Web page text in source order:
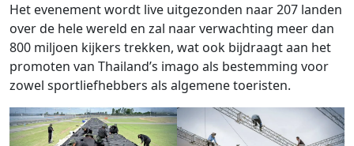
Het evenement wordt live uitgezonden naar 207 landen
over de hele wereld en zal naar verwachting meer dan
800 miljoen kijkers trekken, wat ook bijdraagt ​​aan het
promoten van Thailand’s imago als bestemming voor
zowel sportliefhebbers als algemene toeristen.